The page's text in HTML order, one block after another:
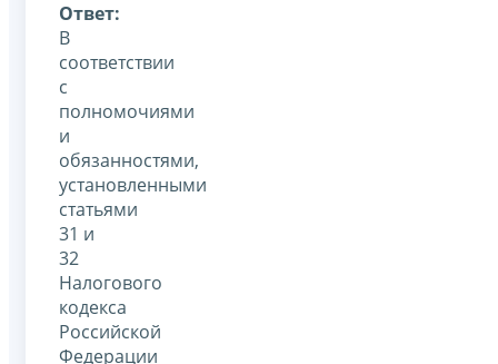
Ответ:
В
соответствии
с
полномочиями
и
обязанностями,
установленными
статьями
31 и
32
Налогового
кодекса
Российской
Федерации